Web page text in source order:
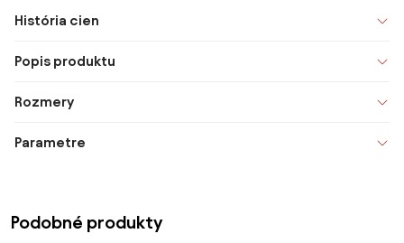
História cien
Popis produktu
Rozmery
Parametre
Podobné produkty